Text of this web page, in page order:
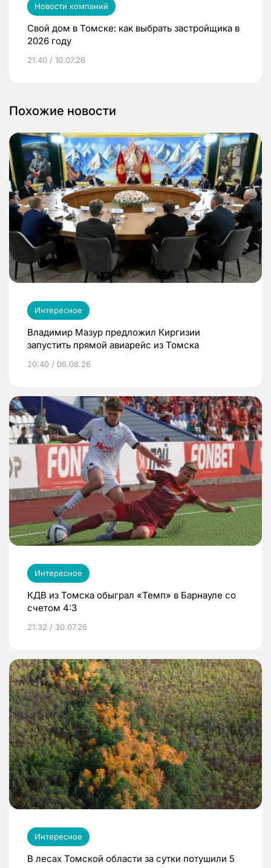
Новости компаний
Свой дом в Томске: как выбрать застройщика в
2026 году
21:40 / 10.07.26
Похожие новости
Интересное
Владимир Мазур предложил Киргизии
запустить прямой авиарейс из Томска
20:40 / 06.08.26
Интересное
КДВ из Томска обыграл «Темп» в Барнауле со
счетом 4:3
21:32 / 30.07.26
Интересное
В лесах Томской области за сутки потушили 5